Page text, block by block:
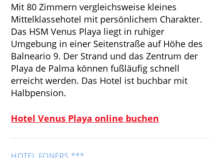
Mit 80 Zimmern vergleichsweise kleines
Mittelklassehotel mit persönlichem Charakter.
Das HSM Venus Playa liegt in ruhiger
Umgebung in einer Seitenstraße auf Höhe des
Balneario 9. Der Strand und das Zentrum der
Playa de Palma können fußläufig schnell
erreicht werden. Das Hotel ist buchbar mit
Halbpension.
Hotel Venus Playa online buchen
HOTEL FONERS ***